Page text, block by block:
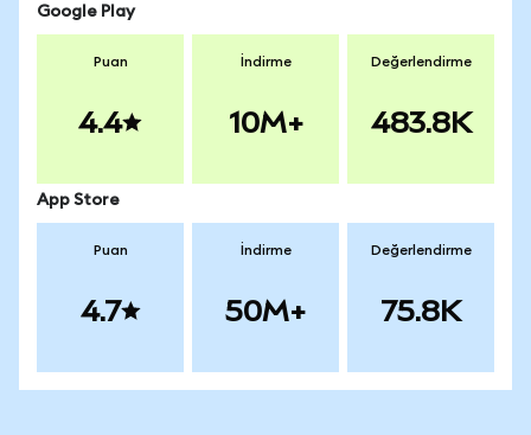
Google Play
Puan
4.4
İndirme
10M+
Değerlendirme
483.8K
App Store
Puan
4.7
İndirme
50M+
Değerlendirme
75.8K